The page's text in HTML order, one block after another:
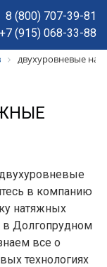
8 (800) 707-39-81
+7 (915) 068-33-88
двухуровневые
в компанию
натяжных
в Долгопрудном
все о
технологиях